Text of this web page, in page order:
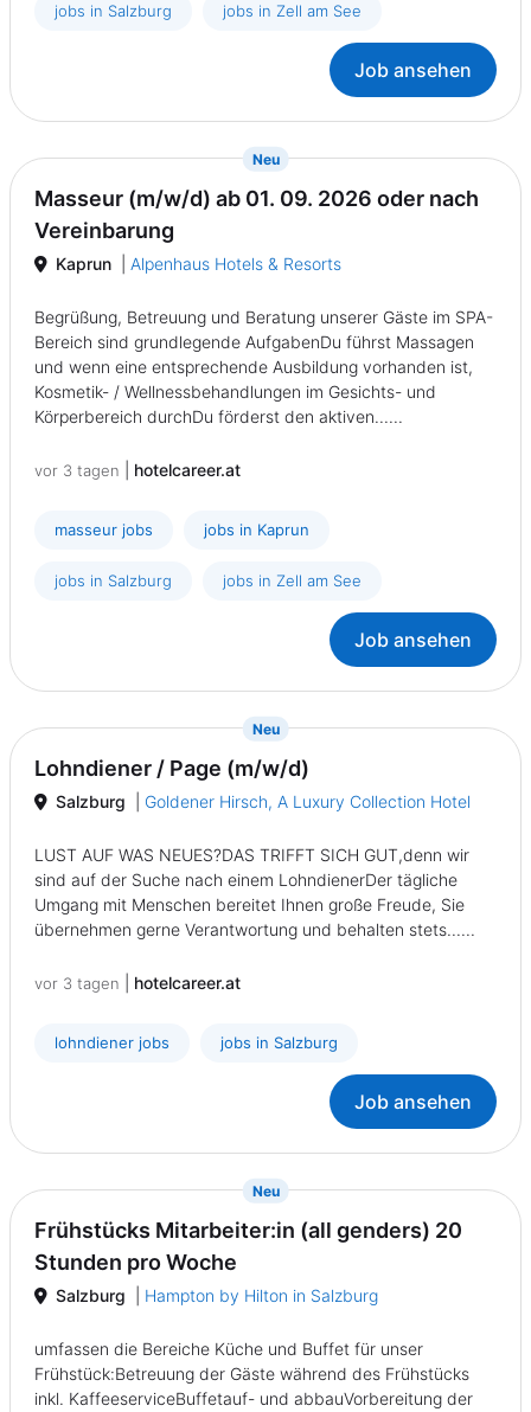
jobs in Salzburg jobs in Zell am See
Job ansehen
Neu{prompt.job}
Masseur (m/w/d) ab 01. 09. 2026 oder nach
Vereinbarung
Kaprun Alpenhaus Hotels & Resorts
Begrüßung, Betreuung und Beratung unserer Gäste im SPA-
Bereich sind grundlegende AufgabenDu führst Massagen
und wenn eine entsprechende Ausbildung vorhanden ist,
Kosmetik- / Wellnessbehandlungen im Gesichts- und
Körperbereich durchDu förderst den aktiven......
vor 3 tagen hotelcareer.at
masseur jobs jobs in Kaprun
jobs in Salzburg jobs in Zell am See
Job ansehen
Neu{prompt.job}
Lohndiener / Page (m/w/d)
Salzburg Goldener Hirsch, A Luxury Collection Hotel
LUST AUF WAS NEUES?DAS TRIFFT SICH GUT,denn wir
sind auf der Suche nach einem LohndienerDer tägliche
Umgang mit Menschen bereitet Ihnen große Freude, Sie
übernehmen gerne Verantwortung und behalten stets......
vor 3 tagen hotelcareer.at
lohndiener jobs jobs in Salzburg
Job ansehen
Neu{prompt.job}
Frühstücks Mitarbeiter:in (all genders) 20
Stunden pro Woche
Salzburg Hampton by Hilton in Salzburg
umfassen die Bereiche Küche und Buffet für unser
Frühstück:Betreuung der Gäste während des Frühstücks
inkl. KaffeeserviceBuffetauf- und abbauVorbereitung der